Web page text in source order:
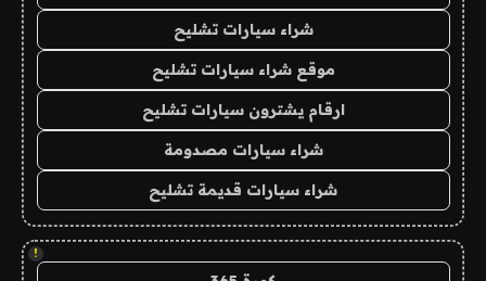
شراء سيارات تشليح
موقع شراء سيارات تشليح
ارقام يشترون سيارات تشليح
شراء سيارات مصدومة
شراء سيارات قديمة تشليح
!